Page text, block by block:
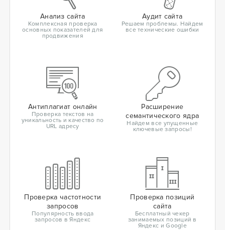
Анализ сайта
Комплексная проверка
основных показателей для
продвижения
Аудит сайта
Решаем проблемы. Найдем
все технические ошибки
Антиплагиат онлайн
Проверка текстов на
уникальность и качество по
URL адресу
Расширение
семантического ядра
Найдем все упущенные
ключевые запросы!
Проверка частотности
запросов
Популярность ввода
запросов в Яндекс
Проверка позиций
сайта
Бесплатный чекер
занимаемых позиций в
Яндекс и Google